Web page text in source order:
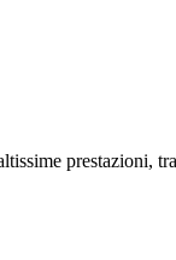
prestazioni,